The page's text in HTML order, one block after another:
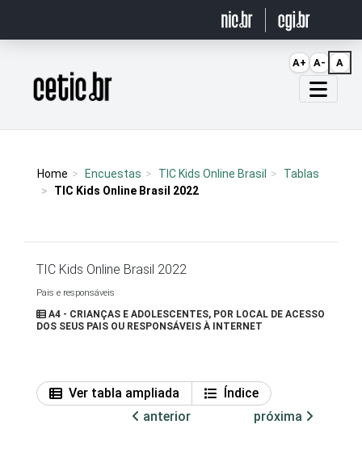
Página inicial
Home Encuestas TIC Kids Online Brasil
Tablas
TIC Kids Online Brasil 2022
TIC Kids Online Brasil 2022
Pais e responsáveis
A4 - CRIANÇAS E ADOLESCENTES, POR LOCAL DE ACESSO
DOS SEUS PAIS OU RESPONSÁVEIS À INTERNET
Ver tabla ampliada
Índice
anterior
próxima
A+ A- A